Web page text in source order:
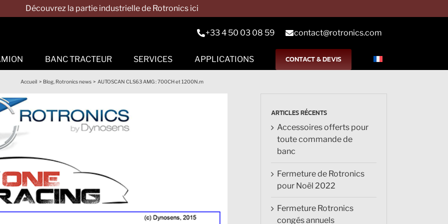
Découvrez la partie industrielle de Rotronics ici
+33 4 50 03 08 59 contact@rotronics.com
References
Conditions
aux moyeux Accessoires et outils
Hurricane
Occasions
BANC TRACTEUR SERVICES APPLICATIONS CONTACT & DEVIS
Accueil Blog Rotronics news AUTOSCAN CLS63 AMG : 700CH et 1200N.m
ARTICLES RÉCENTS
Accessoires offerts pour
toute commande de
banc
Fermeture de Rotronics
pour Noël 2022
Fermeture Rotronics
congés annuels